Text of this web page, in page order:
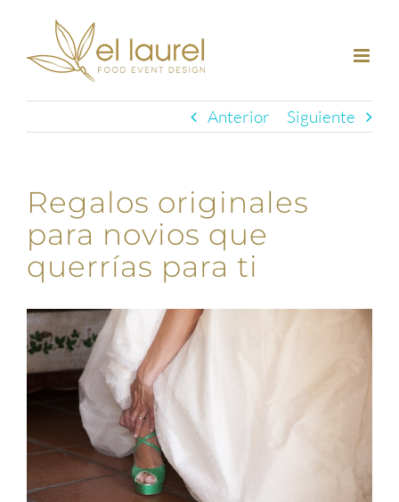
contenido
Anterior Siguiente
Regalos originales
para novios que
querrías para ti